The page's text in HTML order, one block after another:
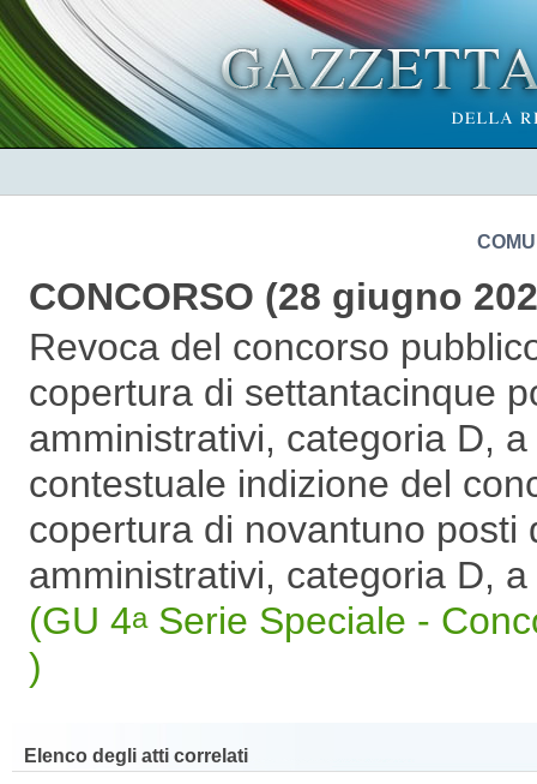
CONCORSO (28 giugno
Revoca del concorso
copertura di settantacinque
amministrativi, categoria D,
contestuale indizione del
copertura di novantuno posti
amministrativi, categoria D,
(GU 4aSerie Speciale -
)
Elenco degli atti correlati